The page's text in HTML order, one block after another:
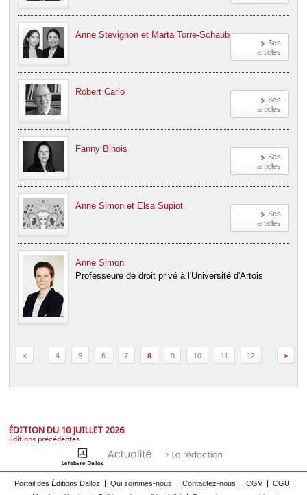
Ses
articles
Anne Stevignon et Marta Torre-Schaub
Ses
articles
Robert Cario
Ses
articles
Fanny Binois
Ses
articles
Anne Simon et Elsa Supiot
Anne Simon
Professeure de droit privé à l'Université d'Artois
< 4 5 6 7 8 9 10 11 12 >
ÉDITION DU 10 JUILLET 2026
Éditions précédentes
Portail des Éditions Dalloz Qui sommes-nous Contactez-nous CGV
CGU